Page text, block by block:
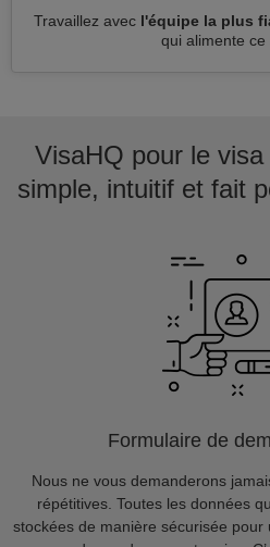
Travaillez avec l'équipe la plus
qui alimente ce
VisaHQ pour le
simple, intuitif et fait
Formulaire de
Nous ne vous demanderons
répétitives. Toutes les données
stockées de manière sécurisée